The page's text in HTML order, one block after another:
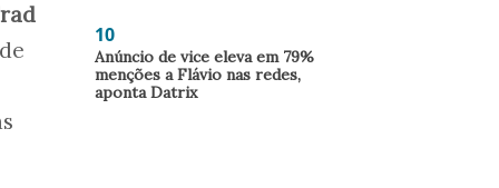
10
Anúncio de vice eleva em 79%
menções a Flávio nas redes,
aponta Datrix